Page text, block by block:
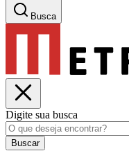
Busca
Digite sua busca
Buscar